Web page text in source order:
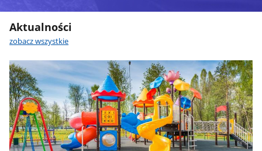
Aktualności
zobacz wszystkie